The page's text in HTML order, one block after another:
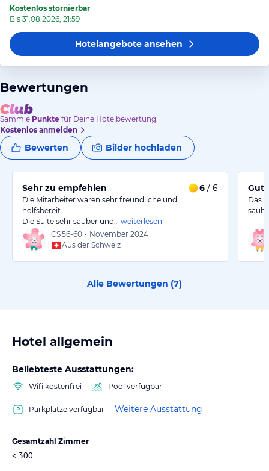
Kostenlos stornierbar
Bis 31.08.2026, 21:59
Hotelangeboteansehen
Bewertungen
Sammle Punkte für Deine Hotelbewertung.
Kostenlos anmelden
Bewerten Bilder hochladen
Sehr zu empfehlen 6 / 6
Die Mitarbeiter waren sehr freundliche und
holfsbereit.
Die Suite sehr sauber und…
weiterlesen
CS56-60 • November 2024
Aus der Schweiz
Das
Alle Bewertungen (7)
Hotel allgemein
Beliebteste Ausstattungen:
Wifi kostenfrei Pool verfügbar
Parkplätze verfügbar Weitere Ausstattung
Gesamtzahl Zimmer
< 300